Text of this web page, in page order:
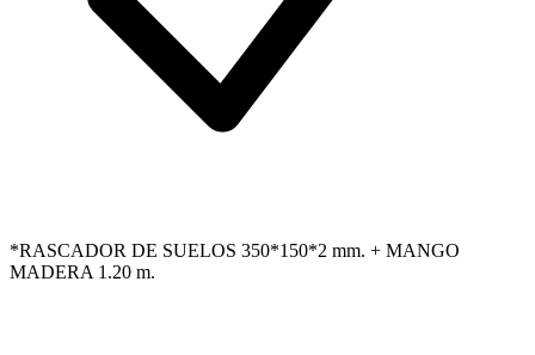
*RASCADOR DE SUELOS 350*150*2 mm. + MANGO
MADERA 1.20 m.